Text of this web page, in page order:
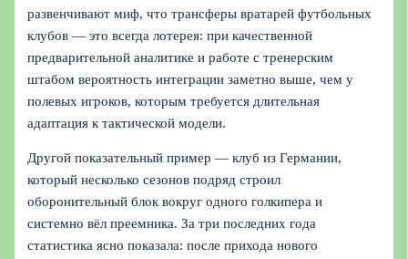
развенчивают миф, что трансферы вратарей футбольных
клубов — это всегда лотерея: при качественной
предварительной аналитике и работе с тренерским
штабом вероятность интеграции заметно выше, чем у
полевых игроков, которым требуется длительная
адаптация к тактической модели.
Другой показательный пример — клуб из Германии,
который несколько сезонов подряд строил
оборонительный блок вокруг одного голкипера и
системно вёл преемника. За три последних года
статистика ясно показала: после прихода нового